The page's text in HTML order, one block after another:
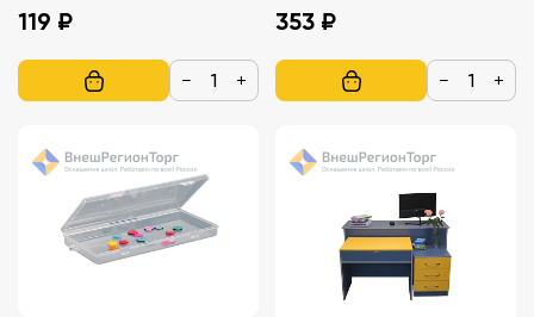
119 ₽
− +
353 ₽
− +